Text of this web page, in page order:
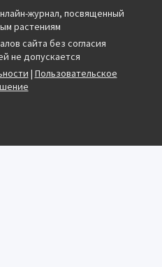
журнал, посвященный
растениям
сайта без согласия
не допускается
| Пользовательское